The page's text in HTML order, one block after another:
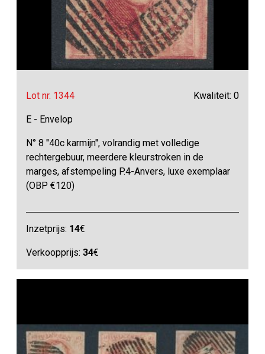
Lot nr. 1344 Kwaliteit: 0
E - Envelop
N° 8 "40c karmijn", volrandig met volledige
rechtergebuur, meerdere kleurstroken in de
marges, afstempeling P.4-Anvers, luxe exemplaar
(OBP €120)
Inzetprijs: 14€
Verkoopprijs:34€